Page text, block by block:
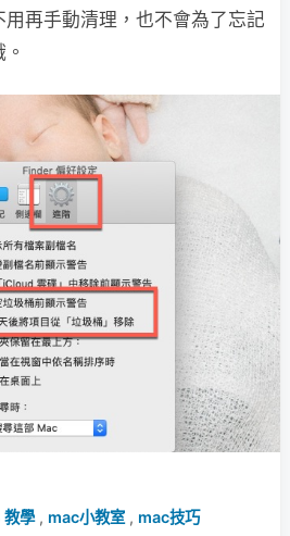
再手動清理，也不會為了忘記
教學, mac小教室 , mac技巧